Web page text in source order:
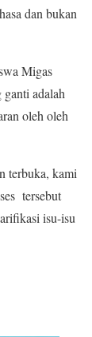
dan bukan
Migas
ganti adalah
oleh oleh
terbuka, kami
tersebut
isu-isu